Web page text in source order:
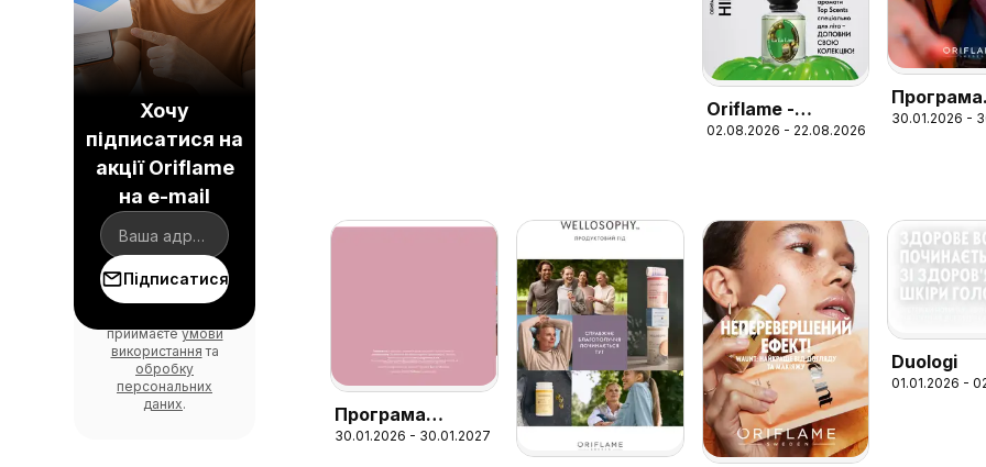
Oriflame -
Каталог 11
02.08.2026 - 22.08.2026
Програма
30.01.2026 -
Програма
винагороди для
30.01.2026 - 30.01.2027
Duologi
01.01.2026 -
Хочу
підписатися на
акції Oriflame
на e-mail
Підписатися
приймаєтеумови
використання та
обробку
персональних
даних.